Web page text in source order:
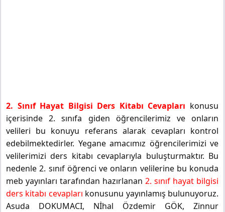
2. Sınıf Hayat Bilgisi Ders Kitabı Cevapları konusu
içerisinde 2. sınıfa giden öğrencilerimiz ve onların
velileri bu konuyu referans alarak cevapları kontrol
edebilmektedirler. Yegane amacımız öğrencilerimizi ve
velilerimizi ders kitabı cevaplarıyla buluşturmaktır. Bu
nedenle 2. sınıf öğrenci ve onların velilerine bu konuda
meb yayınları tarafından hazırlanan 2. sınıf hayat bilgisi
ders kitabı cevapları konusunu yayınlamış bulunuyoruz.
Asuda DOKUMACI, Nİhal Özdemir GÖK, Zinnur